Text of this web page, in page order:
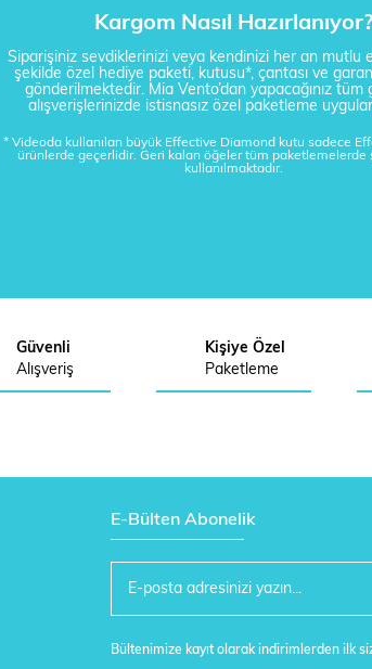
Kargom Nasıl Hazırlanıyor?
Siparişiniz sevdiklerinizi veya kendinizi her an mutlu
şekilde özel hediye paketi, kutusu*, çantası ve
gönderilmektedir. Mia Vento’dan yapacağınız tüm
alışverişlerinizde istisnasız özel paketleme
* Videoda kullanılan büyük Effective Diamond kutu sadece
ürünlerde geçerlidir. Geri kalan öğeler tüm paketlemelerde
kullanılmaktadır.
Güvenli
Alışveriş
Kişiye Özel
Paketleme
E-Bülten Abonelik
Bültenimize kayıt olarak indirimlerden ilk